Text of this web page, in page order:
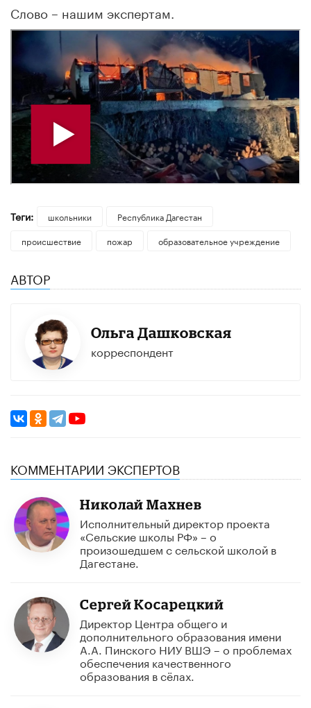
Слово – нашим экспертам.
Теги: школьники
Республика Дагестан
происшествие
пожар образовательное учреждение
АВТОР
Ольга Дашковская
корреспондент
КОММЕНТАРИИ ЭКСПЕРТОВ
Николай Махнев
Исполнительный директор проекта
«Сельские школы РФ» – о
произошедшем с сельской школой в
Дагестане.
Сергей Косарецкий
Директор Центра общего и
дополнительного образования имени
А.А. Пинского НИУ ВШЭ – о проблемах
обеспечения качественного
образования в сёлах.